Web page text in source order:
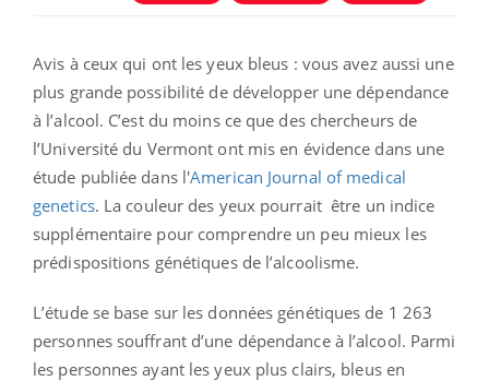
Avis à ceux qui ont les yeux bleus : vous avez aussi une
plus grande possibilité de développer une dépendance
à l’alcool. C’est du moins ce que des chercheurs de
l’Université du Vermont ont mis en évidence dans une
étude publiée dans l'American Journal of medical
genetics. La couleur des yeux pourrait être un indice
supplémentaire pour comprendre un peu mieux les
prédispositions génétiques de l’alcoolisme.
L’étude se base sur les données génétiques de 1 263
personnes souffrant d’une dépendance à l’alcool. Parmi
les personnes ayant les yeux plus clairs, bleus en